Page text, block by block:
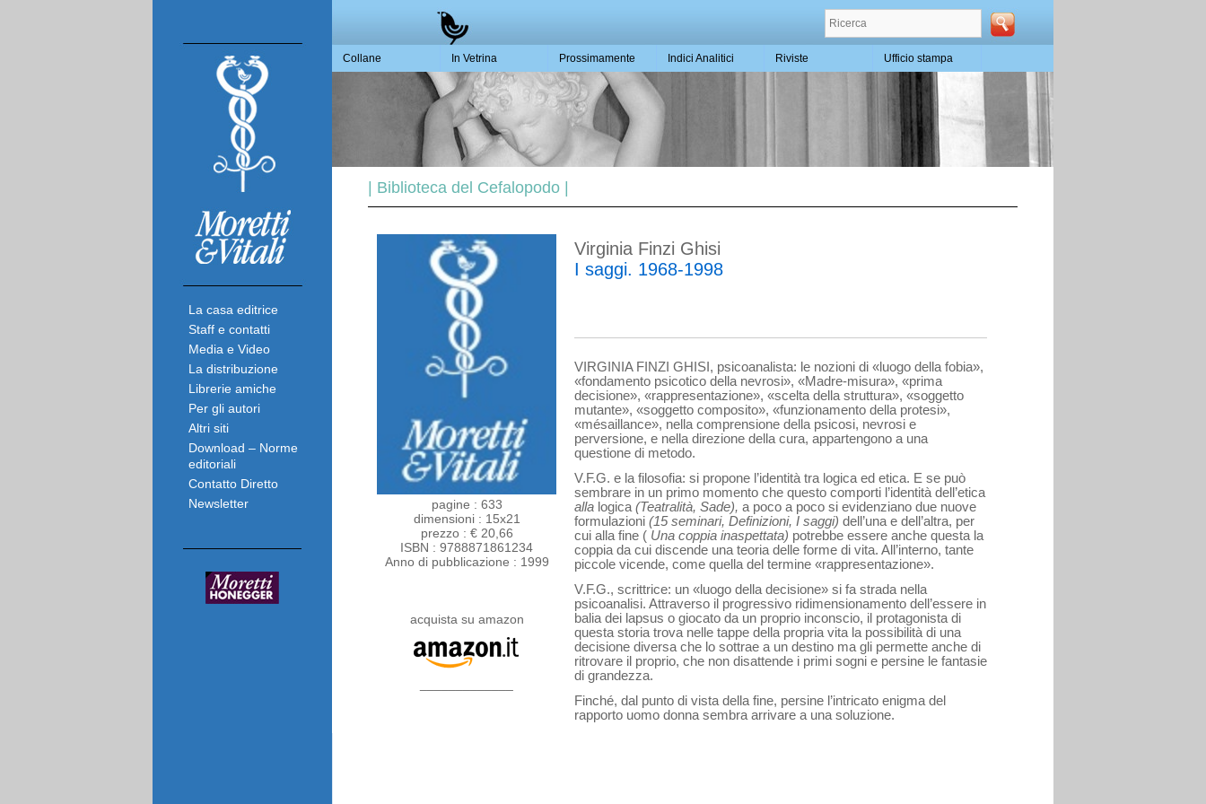
La casa editrice
Staff e contatti
Media e Video
La distribuzione
Librerie amiche
Per gli autori
Altri siti
Download – Norme
editoriali
Contatto Diretto
Newsletter
Collane In Vetrina Prossimamente Indici Analitici Riviste Ufficio stampa
| Biblioteca del Cefalopodo |
pagine : 633
dimensioni : 15x21
prezzo : € 20,66
ISBN : 9788871861234
Anno di pubblicazione : 1999
acquista su amazon
Virginia Finzi Ghisi
I saggi. 1968-1998
VIRGINIA FINZI GHISI, psicoanalista: le nozioni di «luogo della fobia»,
«fondamento psico­tico della nevrosi», «Madre-misura», «prima
decisione», «rappresentazione», «scelta della strut­tura», «soggetto
mutante», «soggetto composito», «funzionamento della protesi»,
«mésaillan­ce», nella comprensione della psicosi, nevrosi e
perversione, e nella direzione della cura, appar­tengono a una
questione di metodo.
V.F.G. e la filosofia: si propone l’identità tra logica ed etica. E se può
sembrare in un primo momento che questo comporti l’identità dell’etica
alla logica (Teatralità, Sade), a poco a poco si evidenziano due nuove
formulazioni (15 seminari, Definizioni, I saggi) dell’una e dell’altra, per
cui alla fine ( Una coppia inaspettata) potrebbe essere anche questa la
coppia da cui discen­de una teoria delle forme di vita. All’interno, tante
piccole vicende, come quella del termine «rappresentazione».
V.F.G., scrittrice: un «luogo della decisione» si fa strada nella
psicoanalisi. Attraverso il pro­gressivo ridimensionamento dell’essere in
balia dei lapsus o giocato da un proprio inconscio, il protagonista di
questa storia trova nelle tappe della propria vita la possibilità di una
decisione diversa che lo sottrae a un destino ma gli permette anche di
ritrovare il proprio, che non disat­tende i primi sogni e persine le fantasie
di grandezza.
Finché, dal punto di vista della fine, persine l’intricato enigma del
rapporto uomo donna sembra arrivare a una soluzione.